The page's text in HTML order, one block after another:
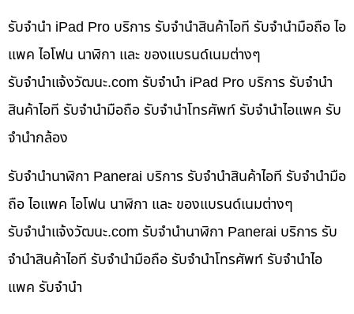
รับจำนำ iPad Pro บริการ รับจำนำสินค้าไอที รับจำนำมือถือ ไอ
แพค ไอโฟน นาฬิกา และ ของแบรนด์เนมต่างๆ
รับจํานําแจ้งวัฒนะ.com รับจำนำ iPad Pro บริการ รับจำนำ
สินค้าไอที รับจำนำมือถือ รับจำนำโทรศัพท์ รับจำนำไอแพค รับ
จำนำกล้อง
รับจำนำนาฬิกา Panerai บริการ รับจำนำสินค้าไอที รับจำนำมือ
ถือ ไอแพค ไอโฟน นาฬิกา และ ของแบรนด์เนมต่างๆ
รับจํานําแจ้งวัฒนะ.com รับจำนำนาฬิกา Panerai บริการ รับ
จำนำสินค้าไอที รับจำนำมือถือ รับจำนำโทรศัพท์ รับจำนำไอ
แพค รับจำนำ